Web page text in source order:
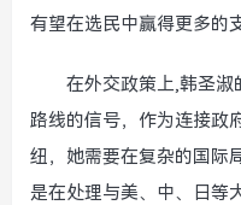
有望在选民中赢得更多的
在外交政策上,韩圣
路线的信号，作为连接政
纽，她需要在复杂的国际
是在处理与美、中、日等